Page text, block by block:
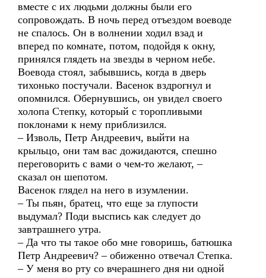
вместе с их людьми должны были его
сопровождать. В ночь перед отъездом воеводе
не спалось. Он в волнении ходил взад и
вперед по комнате, потом, подойдя к окну,
принялся глядеть на звезды в черном небе.
Воевода стоял, забывшись, когда в дверь
тихонько постучали. Васенок вздрогнул и
опомнился. Обернувшись, он увидел своего
холопа Степку, который с торопливыми
поклонами к нему приблизился.
– Изволь, Петр Андреевич, выйти на
крыльцо, они там вас дожидаются, спешно
переговорить с вами о чем-то желают, –
сказал он шепотом.
Васенок глядел на него в изумлении.
– Ты пьян, братец, что еще за глупости
выдумал? Поди выспись как следует до
завтрашнего утра.
– Да что ты такое обо мне говоришь, батюшка
Петр Андреевич? – обиженно отвечал Степка.
– У меня во рту со вчерашнего дня ни одной